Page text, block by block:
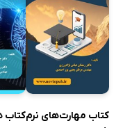
کتاب مهارت‌های نرم